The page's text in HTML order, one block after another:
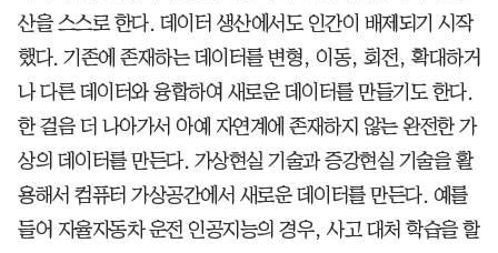
산을 스스로 한다. 데이터 생산에서도 인간이 배제되기 시작
했다. 기존에 존재하는 데이터를 변형, 이동, 회전, 확대하거
나 다른 데이터와 융합하여 새로운 데이터를 만들기도 한다.
한 걸음 더 나아가서 아예 자연계에 존재하지 않는 완전한 가
상의 데이터를 만든다. 가상현실 기술과 증강현실 기술을 활
용해서 컴퓨터 가상공간에서 새로운 데이터를 만든다. 예를
들어 자율자동차 운전 인공지능의 경우, 사고 대처 학습을 할